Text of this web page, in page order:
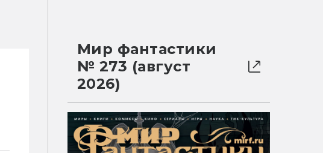
Мир фантастики
№ 273 (август
2026)